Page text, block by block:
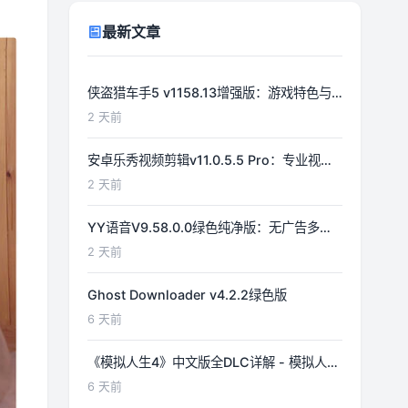
最新文章
侠盗猎车手5 v1158.13增强版：游戏特色与
功能详解
2 天前
安卓乐秀视频剪辑v11.0.5.5 Pro：专业视频
编辑工具详解
2 天前
YY语音V9.58.0.0绿色纯净版：无广告多开
体验优化
2 天前
Ghost Downloader v4.2.2绿色版
6 天前
《模拟人生4》中文版全DLC详解 - 模拟人生
游戏指南
6 天前